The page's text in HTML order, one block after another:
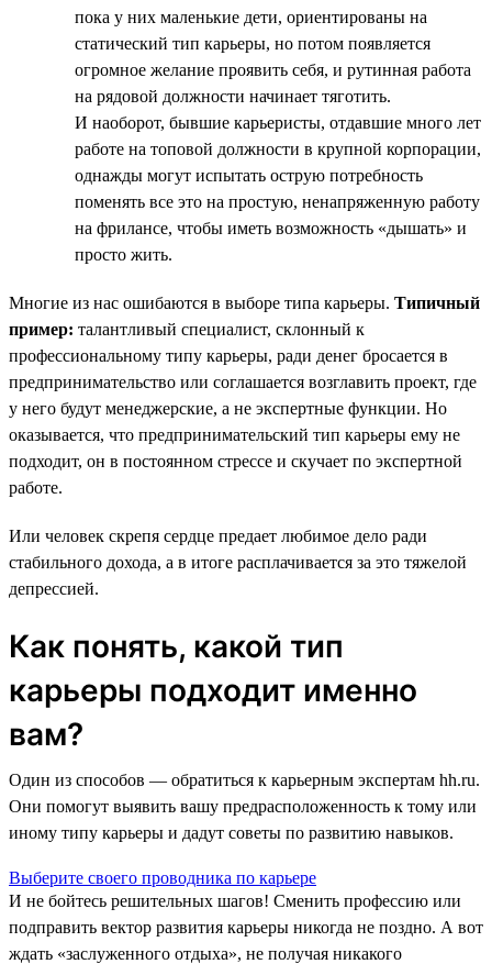
пока у них маленькие дети, ориентированы на
статический тип карьеры, но потом появляется
огромное желание проявить себя, и рутинная работа
на рядовой должности начинает тяготить.
И наоборот, бывшие карьеристы, отдавшие много лет
работе на топовой должности в крупной корпорации,
однажды могут испытать острую потребность
поменять все это на простую, ненапряженную работу
на фрилансе, чтобы иметь возможность «дышать» и
просто жить.
Многие из нас ошибаются в выборе типа карьеры. Типичный
пример: талантливый специалист, склонный к
профессиональному типу карьеры, ради денег бросается в
предпринимательство или соглашается возглавить проект, где
у него будут менеджерские, а не экспертные функции. Но
оказывается, что предпринимательский тип карьеры ему не
подходит, он в постоянном стрессе и скучает по экспертной
работе.
Или человек скрепя сердце предает любимое дело ради
стабильного дохода, а в итоге расплачивается за это тяжелой
депрессией.
Как понять, какой тип
карьеры подходит именно
вам?
Один из способов — обратиться к карьерным экспертам hh.ru.
Они помогут выявить вашу предрасположенность к тому или
иному типу карьеры и дадут советы по развитию навыков.
Выберите своего проводника по карьере
И не бойтесь решительных шагов! Сменить профессию или
подправить вектор развития карьеры никогда не поздно. А вот
ждать «заслуженного отдыха», не получая никакого